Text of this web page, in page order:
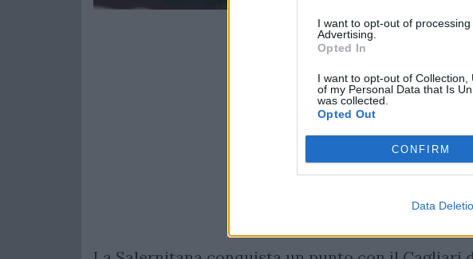
I want to opt-out of
Advertising.
Opted In
I want to opt-out of
of my Personal Data that Is
was collected.
Opted Out
CONFIRM
Data